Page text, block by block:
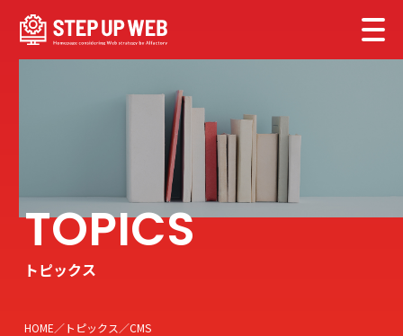
トピックス
HOME トピックス CMS